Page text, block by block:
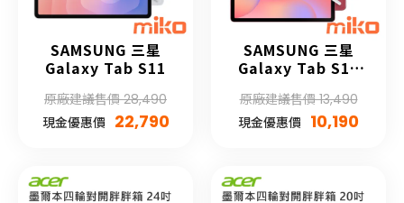
SAMSUNG 三星
Galaxy Tab S11
原廠建議售價 28,490
現金優惠價 22,790
SAMSUNG 三星
Galaxy Tab S10
原廠建議售價 13,490
現金優惠價 10,190